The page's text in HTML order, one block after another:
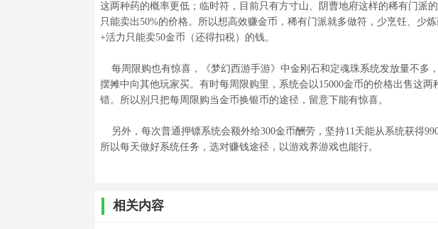
这两种药的概率更低；临时符，目前只有方寸山、阴曹地府这样的稀有门派
只能卖出50%的价格。所以想高效赚金币，稀有门派就多做符，少烹饪、少
+活力只能卖50金币（还得扣税）的钱。
每周限购也有惊喜，《梦幻西游手游》中金刚石和定魂珠系统发放量不多
摆摊中向其他玩家买。有时每周限购里，系统会以15000金币的价格出售这
错。所以别只把每周限购当金币换银币的途径，留意下能有惊喜。
另外，每次普通押镖系统会额外给300金币酬劳，坚持11天能从系统获得
所以每天做好系统任务，选对赚钱途径，以游戏养游戏也能行。
相关内容